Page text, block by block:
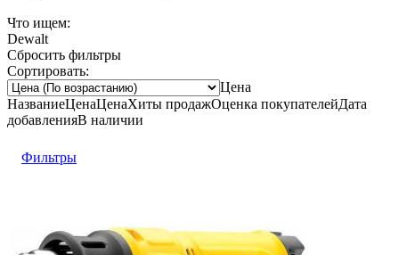
Что ищем:
Dewalt
Сбросить фильтры
Сортировать:
Цена
НазваниеЦенаЦенаХиты продажОценка покупателейДата
добавленияВ наличии
Фильтры